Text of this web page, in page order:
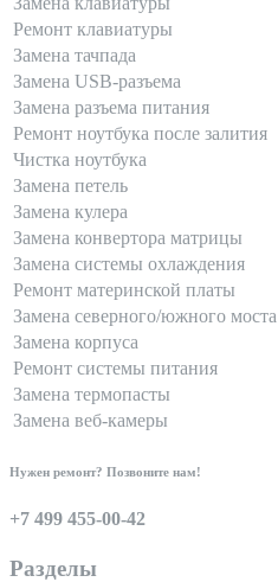
Ремонт клавиатуры
Замена тачпада
Замена USB-разъема
Замена разъема питания
Ремонт ноутбука после залития
Чистка ноутбука
Замена петель
Замена кулера
Замена конвертора матрицы
Замена системы охлаждения
Ремонт материнской платы
Замена северного/южного моста
Замена корпуса
Ремонт системы питания
Замена термопасты
Замена веб-камеры
Нужен ремонт? Позвоните нам!
+7 499 455-00-42
Разделы